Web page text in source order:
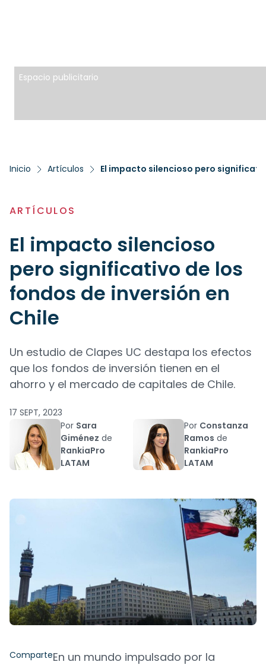
Espacio publicitario
Inicio Artículos El impacto silencioso pero
ARTÍCULOS
El impacto silencioso
pero significativo de los
fondos de inversión en
Chile
Un estudio de Clapes UC destapa los efectos
que los fondos de inversión tienen en el
ahorro y el mercado de capitales de Chile.
17 SEPT, 2023
Por Sara
Giménez de
RankiaPro
LATAM
Por Constanza
Ramos de
RankiaPro
LATAM
ComparteEn un mundo impulsado por la